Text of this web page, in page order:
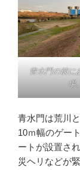
青水門の前に
場。
青水門は荒川
10ｍ幅のゲー
ートが設置さ
災ヘリなどが